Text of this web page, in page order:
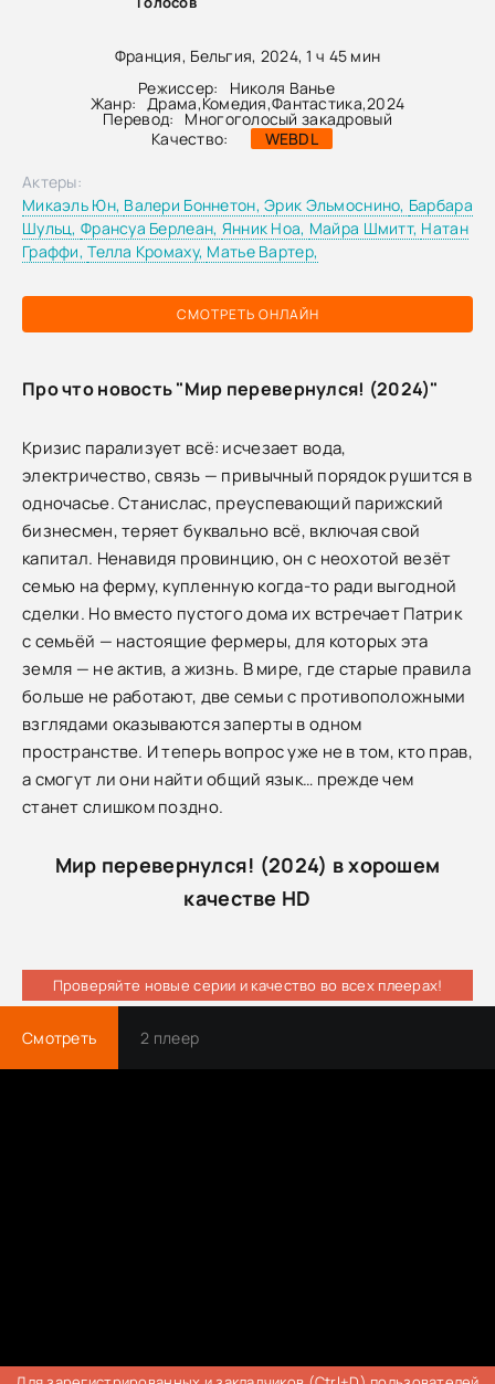
Франция, Бельгия, 2024, 1 ч 45 мин
Режиссер:
Николя Ванье
Жанр: Драма,Комедия,Фантастика,2024
Перевод:
Многоголосый закадровый
Качество:
WEBDL
СМОТРЕТЬ ОНЛАЙН
Актеры:
Микаэль Юн, Валери Боннетон,Эрик Эльмоснино, Барбара
Шульц, Франсуа Берлеан, Янник Ноа, Майра Шмитт, Натан
Граффи,Телла Кромаху, Матье Вартер,
Про что новость "Мир перевернулся! (2024)"
Кризис парализует всё: исчезает вода,
электричество, связь — привычный порядок рушится в
одночасье. Станислас, преуспевающий парижский
бизнесмен, теряет буквально всё, включая свой
капитал. Ненавидя провинцию, он с неохотой везёт
семью на ферму, купленную когда-то ради выгодной
сделки. Но вместо пустого дома их встречает Патрик
с семьёй — настоящие фермеры, для которых эта
земля — не актив, а жизнь. В мире, где старые правила
больше не работают, две семьи с противоположными
взглядами оказываются заперты в одном
пространстве. И теперь вопрос уже не в том, кто прав,
а смогут ли они найти общий язык… прежде чем
станет слишком поздно.
Мир перевернулся! (2024) в хорошем
качестве HD
Проверяйте новые серии и качество во всех плеерах!
Смотреть 2 плеер